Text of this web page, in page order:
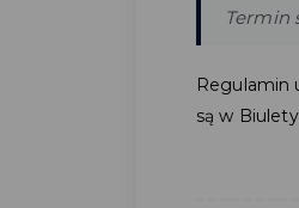
Termin
Regulamin
są w